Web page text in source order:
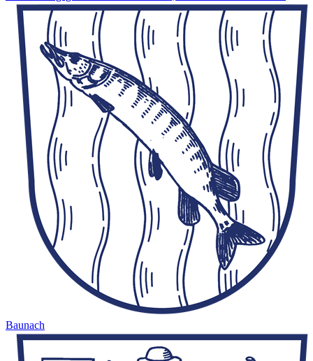
Baunach